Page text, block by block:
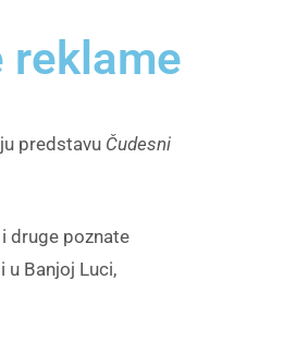
reklame
predstavu Čudesni
i druge poznate
u Banjoj Luci,